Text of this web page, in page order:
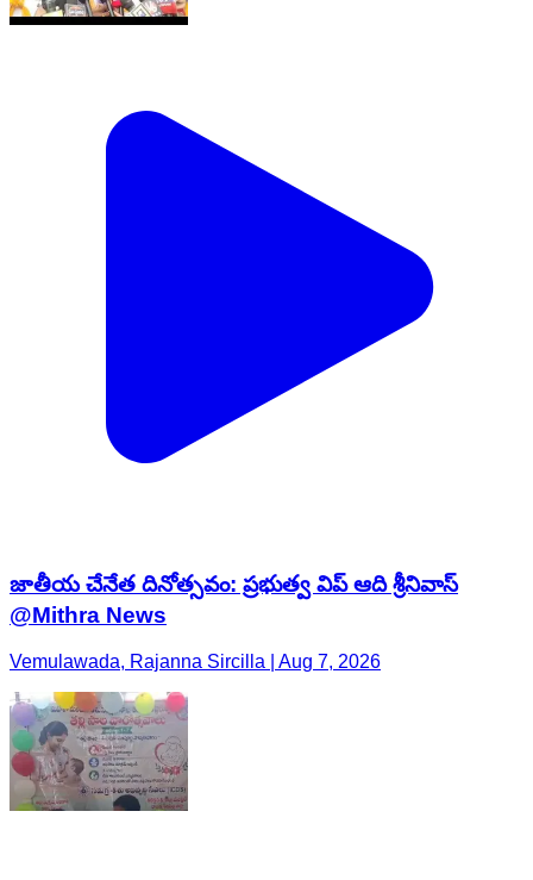
జాతీయ చేనేత దినోత్సవం: ప్రభుత్వ విప్ ఆది శ్రీనివాస్
@Mithra News
Vemulawada, Rajanna Sircilla | Aug 7, 2026